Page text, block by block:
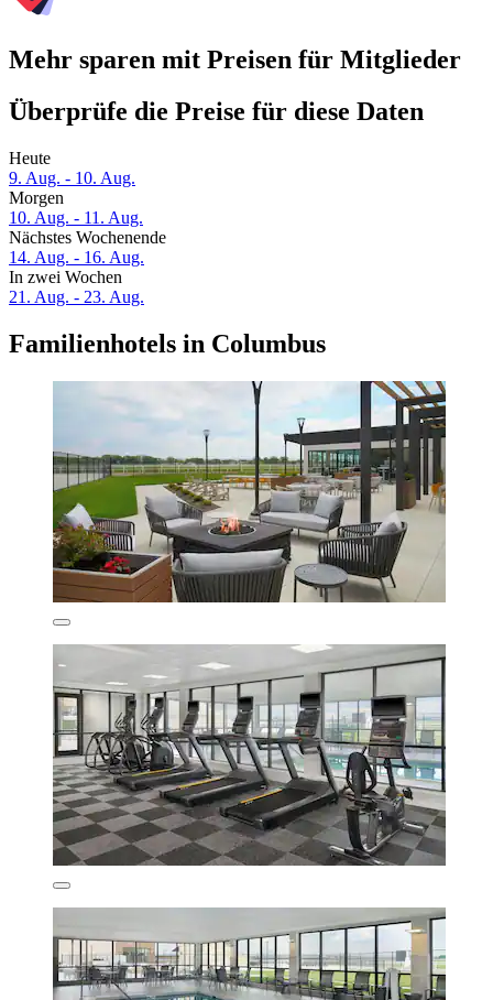
Mehr sparen mit Preisen für Mitglieder
Überprüfe die Preise für diese Daten
Heute
9. Aug. - 10. Aug.
Morgen
10. Aug. - 11. Aug.
Nächstes Wochenende
14. Aug. - 16. Aug.
In zwei Wochen
21. Aug. - 23. Aug.
Familienhotels in Columbus